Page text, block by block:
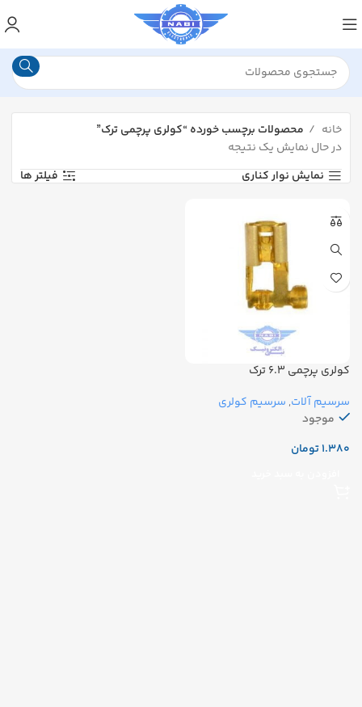
خانه
محصولات برچسب خورده “کولری پرچمی ترک”
در حال نمایش یک نتیجه
نمایش نوار کناری
فیلتر ها
کولری پرچمی ۶.۳ ترک
سرسیم آلات, سرسیم کولری
موجود
تومان